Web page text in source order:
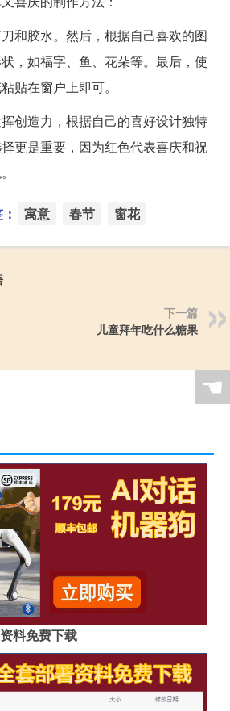
和胶水。然后，根据自己喜欢的图
，如福字、鱼、花朵等。最后，使
贴在窗户上即可。
创造力，根据自己的喜好设计独特
更是重要，因为红色代表喜庆和祝
寓意 春节 窗花
下一篇
儿童拜年吃什么糖果
☚
料免费下载